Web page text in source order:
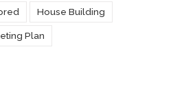
House Building
Plan